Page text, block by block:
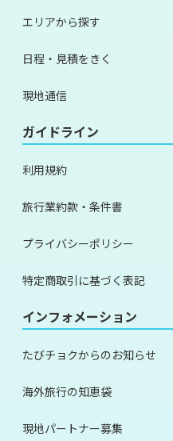
エリアから探す
日程・見積をきく
現地通信
ガイドライン
利用規約
旅行業約款・条件書
プライバシーポリシー
特定商取引に基づく表記
インフォメーション
たびチョクからのお知らせ
海外旅行の知恵袋
現地パートナー募集